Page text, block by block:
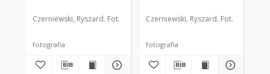
Czerniewski, Ryszard. Fot.
fotografia
Czerniewski, Ryszard. Fot.
fotografia